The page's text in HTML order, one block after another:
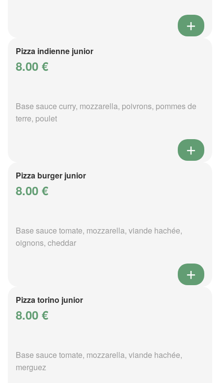
Pizza indienne junior
8.00 €
Base sauce curry, mozzarella, poivrons, pommes de
terre, poulet
Pizza burger junior
8.00 €
Base sauce tomate, mozzarella, viande hachée,
oignons, cheddar
Pizza torino junior
8.00 €
Base sauce tomate, mozzarella, viande hachée,
merguez